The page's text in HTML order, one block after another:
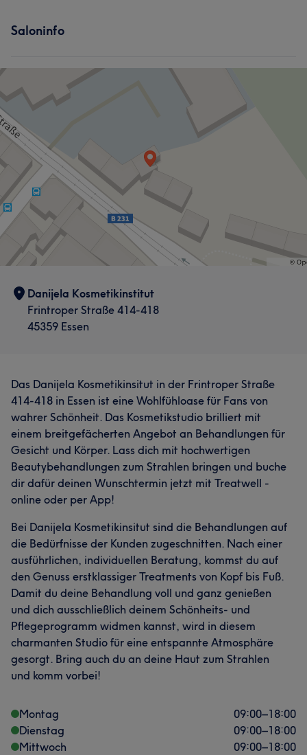
Was unsere Kunden über Gina sagen
Professionell 5
Was unsere Kunden über Saška sagen
Professionell 17 Freundlich 16 Kompetent 15
Aufmerksam 12
Saloninfo
Danijela Kosmetikinstitut
Frintroper Straße 414-418
45359 Essen
Das Danijela Kosmetikinsitut in der Frintroper Straße
414-418 in Essen ist eine Wohlfühloase für Fans von
wahrer Schönheit. Das Kosmetikstudio brilliert mit
einem breitgefächerten Angebot an Behandlungen für
Gesicht und Körper. Lass dich mit hochwertigen
Beautybehandlungen zum Strahlen bringen und buche
dir dafür deinen Wunschtermin jetzt mit Treatwell -
online oder per App!
Bei Danijela Kosmetikinsitut sind die Behandlungen auf
die Bedürfnisse der Kunden zugeschnitten. Nach einer
ausführlichen, individuellen Beratung, kommst du auf
den Genuss erstklassiger Treatments von Kopf bis Fuß.
Damit du deine Behandlung voll und ganz genießen
und dich ausschließlich deinem Schönheits- und
Pflegeprogramm widmen kannst, wird in diesem
charmanten Studio für eine entspannte Atmosphäre
gesorgt. Bring auch du an deine Haut zum Strahlen
und komm vorbei!
Montag 09:00–18:00
Dienstag
09:00–18:00
Mittwoch
09:00–18:00